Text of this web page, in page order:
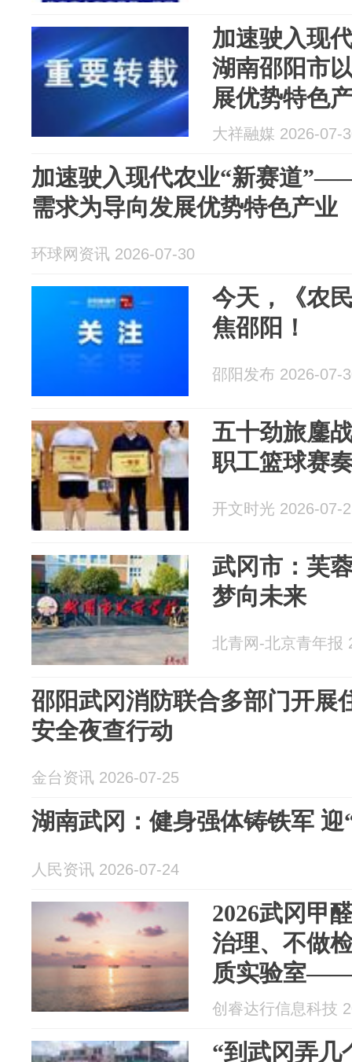
加速驶入现
湖南邵阳市
展优势特色
大祥融媒 2026-07-
加速驶入现代农业“新赛道
需求为导向发展优势特色产业
环球网资讯 2026-07-30
今天，《农
焦邵阳！
邵阳发布 2026-07-
五十劲旅鏖
职工篮球赛
开文时光 2026-07-
武冈市：芙
梦向未来
北青网-北京青年报
邵阳武冈消防联合多部门开展
安全夜查行动
金台资讯 2026-07-25
湖南武冈：健身强体铸铁军 迎
人民资讯 2026-07-24
2026武冈甲
治理、不做
质实验室——
中心室内空
创睿达行信息科技
“到武冈弄几